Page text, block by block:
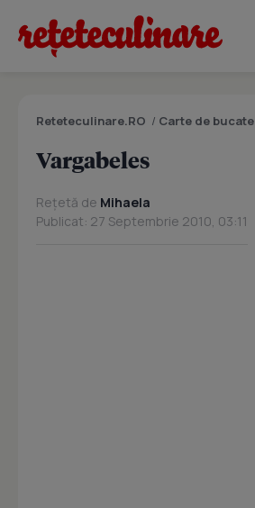
Reteteculinare.RO / Carte de bucate
Vargabeles
Rețetă de Mihaela
Publicat: 27 Septembrie 2010, 03:11